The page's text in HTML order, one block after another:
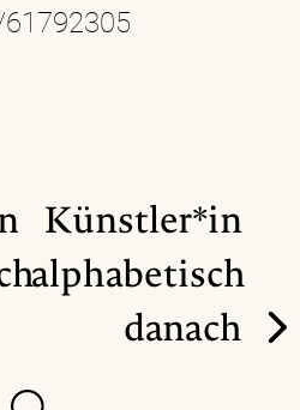
Künstler*in
alphabetisch
danach